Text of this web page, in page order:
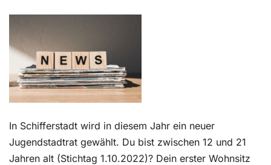
Jetzt abonnieren
In Schifferstadt wird in diesem Jahr ein neuer
Jugendstadtrat gewählt. Du bist zwischen 12 und 21
Jahren alt (Stichtag 1.10.2022)? Dein erster Wohnsitz